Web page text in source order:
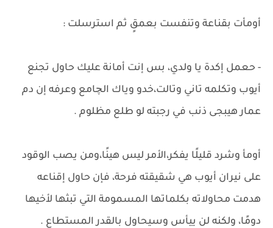
أومأت بقناعة وتنفست بعمقٍ ثم استرسلت :
- حعمل إكدة يا ولدي، بس إنت أمانة عليك حاول تجنع
أيوب وتكلمه تاني وتالت،خدو وياك الچامع وعرفه إن دم
عمار هيبجى ذنب في رجبته لو طلع مظلوم .
أومأ وشرد قليلًا يفكر،الأمر ليس هينًا،ومن يصب الوقود
على نيران أيوب هي شقيقته فرحة، فإن حاول إقناعه
هدمت محاولاته بكلماتها المسمومة التي تبثها لأخيها
دومًا، ولكنه لن ييأس وسيحاول بالقدر المستطاع .